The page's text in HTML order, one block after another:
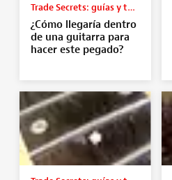
Trade Secrets: guías y tutoriales
¿Cómo llegaría dentro
de una guitarra para
hacer este pegado?